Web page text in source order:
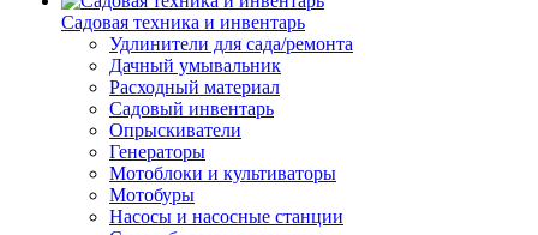
Садовая техника и инвентарь
Удлинители для сада/ремонта
Дачный умывальник
Расходный материал
Садовый инвентарь
Опрыскиватели
Генераторы
Мотоблоки и культиваторы
Мотобуры
Насосы и насосные станции